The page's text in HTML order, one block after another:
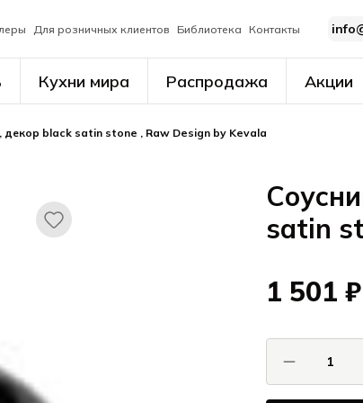
Для розничных клиентов Библиотека Контакты
Кухни мира Распродажа Акции
декор black satin stone , Raw Design by Kevala
satin
1 501 ₽